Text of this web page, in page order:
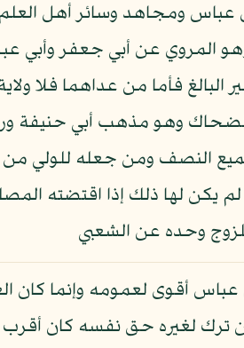
عباس ومجاهد وسائر أهل
عن أبي جعفر وأبي
فأما من عداهما فلا
وهو مذهب أبي حنيفة
النصف ومن جعله للولي
لها ذلك إذا اقتضته
وحده عن الشعبي
أقوى لعمومه وإنما كان
لغيره حق نفسه كان أقرب